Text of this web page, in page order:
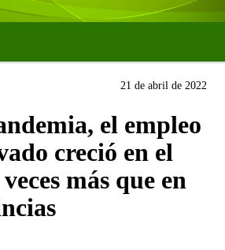
21 de abril de 2022
el empleo
creció en el
más que en